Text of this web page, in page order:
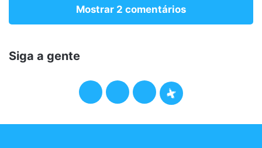
Mostrar 2 comentários
Siga a gente
F
T